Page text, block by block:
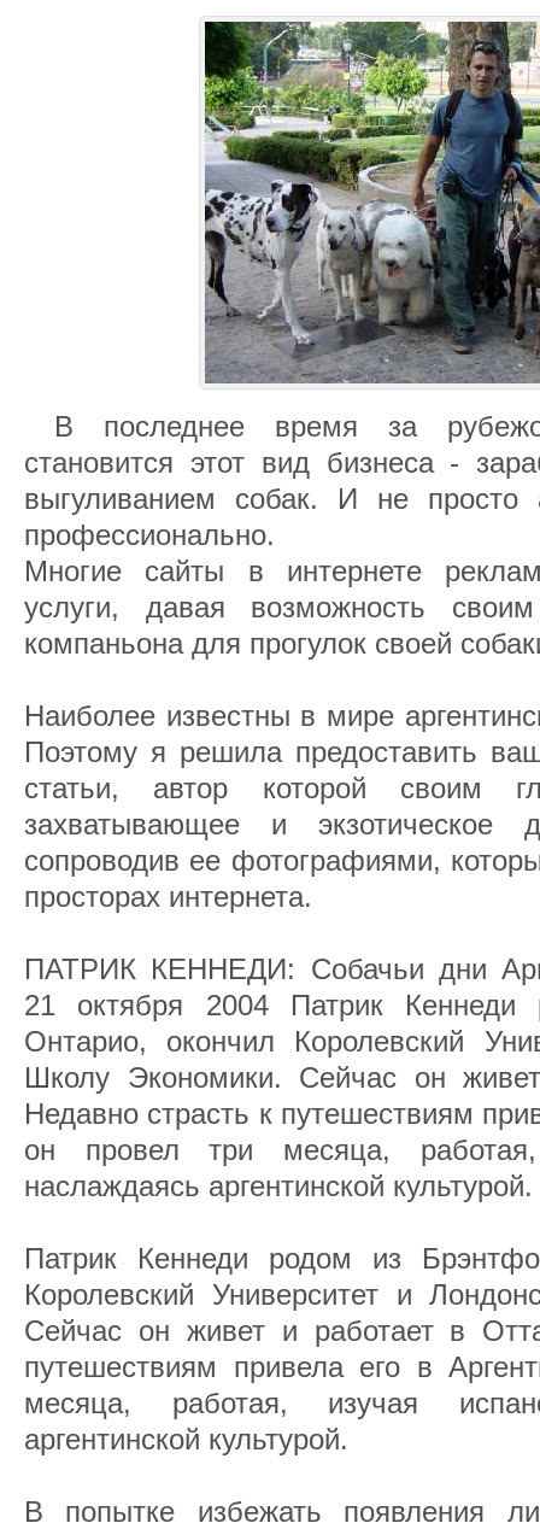
В последнее время за
становится этот вид бизнеса -
выгуливанием собак. И не просто
профессионально.
Многие сайты в интернете
услуги, давая возможность
компаньона для прогулок своей
Наиболее известны в мире
Поэтому я решила предоставить
статьи, автор которой своим
захватывающее и экзотическое
сопроводив ее фотографиями,
просторах интернета.
ПАТРИК КЕННЕДИ: Собачьи дни
21 октября 2004 Патрик
Онтарио, окончил Королевский
Школу Экономики. Сейчас он
Недавно страсть к путешествиям
он провел три месяца,
наслаждаясь аргентинской культурой.
Патрик Кеннеди родом из
Королевский Университет и
Сейчас он живет и работает в
путешествиям привела его в
месяца, работая, изучая
аргентинской культурой.
В попытке избежать появления